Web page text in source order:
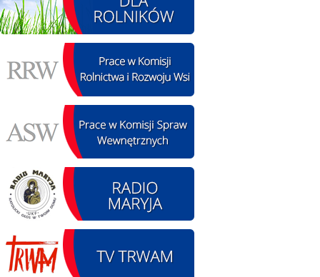
SIERPIEŃ
09
09.08.2026 r. -
Jubileusz OSP. Żerniki
czytaj więcej
SIERPIEŃ
11
11.08.2026 r. -
Popisanie unowy z
firmą Boenig. Łódź
czytaj więcej
SIERPIEŃ
Oddanie drogi.